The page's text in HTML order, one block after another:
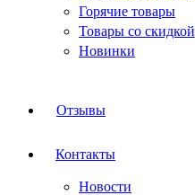
Горячие товары
Товары со скидкой
Новинки
Отзывы
Контакты
Новости